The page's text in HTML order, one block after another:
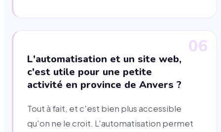
06
L'automatisation et un site web,
c'est utile pour une petite
activité en province de Anvers ?
Tout à fait, et c'est bien plus accessible
qu'on ne le croit. L'automatisation permet